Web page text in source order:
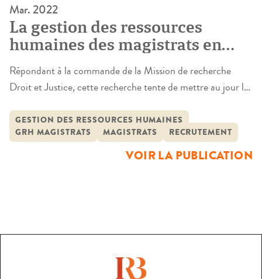
Mar. 2022
La gestion des ressources
humaines des magistrats en
France et en Europe
Répondant à la commande de la Mission de recherche
Droit et Justice, cette recherche tente de mettre au jour les
(GRH) des magistrat·es. Conduite par une équipe
pluridisciplinaire (droit, sciences de gestion et sociologie)
de chercheur·ses français et belges, elle vise à caractériser le
GESTION DES RESSOURCES HUMAINES
GRH MAGISTRATS
MAGISTRATS RECRUTEMENT
VOIR LA PUBLICATION